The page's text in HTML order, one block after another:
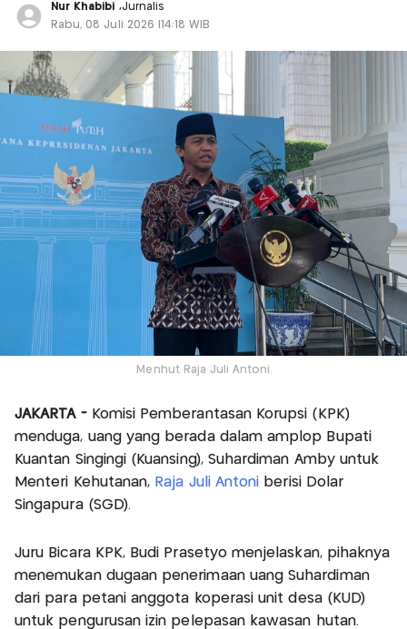
Nur Khabibi ,Jurnalis
Rabu, 08 Juli 2026 |14:18 WIB
Menhut Raja Juli Antoni
JAKARTA -Komisi Pemberantasan Korupsi (KPK)
menduga, uang yang berada dalam amplop Bupati
Kuantan Singingi (Kuansing), Suhardiman Amby untuk
Menteri Kehutanan, Raja Juli Antoni berisi Dolar
Singapura (SGD).
Juru Bicara KPK, Budi Prasetyo menjelaskan, pihaknya
menemukan dugaan penerimaan uang Suhardiman
dari para petani anggota koperasi unit desa (KUD)
untuk pengurusan izin pelepasan kawasan hutan.